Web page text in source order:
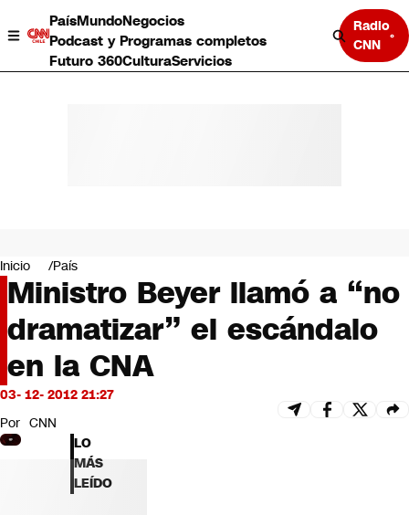
PaísMundoNegocios
Podcast y Programas completos
Futuro 360CulturaServicios
Radio
CNN
Negocios
Deportes
Programas completos
Cultura
Servicios
Bits
CNN tiempo
Futuro 360
Opinión
Inicio País
Ministro Beyer llamó a “no
dramatizar” el escándalo
en la CNA
03- 12- 2012 21:27
Por CNN
LO
MÁS
LEÍDO